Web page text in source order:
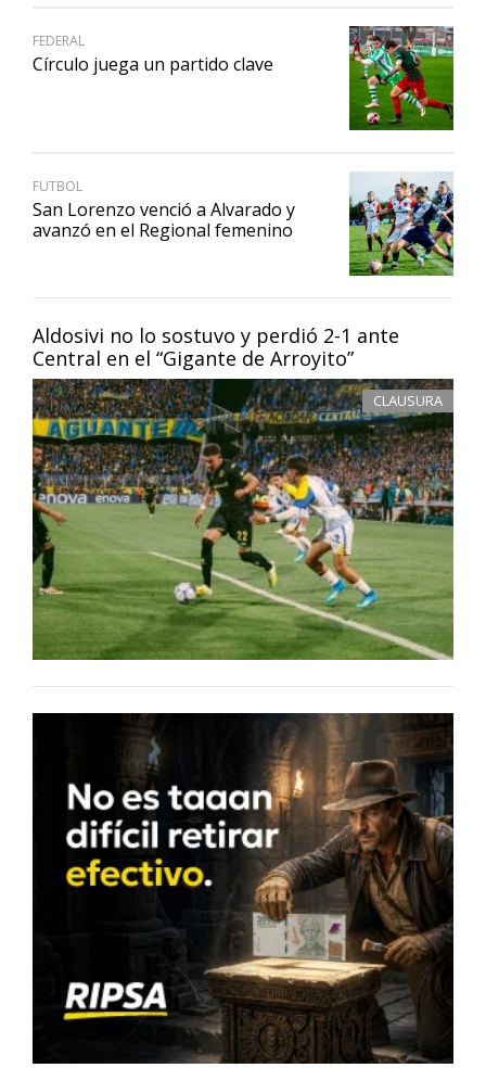
Aldosivi no lo sostuvo y perdió 2-1 ante
Central en el “Gigante de Arroyito”
CLAUSURA
FEDERAL
Círculo juega un partido clave
FUTBOL
San Lorenzo venció a Alvarado y
avanzó en el Regional femenino